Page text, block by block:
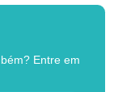
Entre em